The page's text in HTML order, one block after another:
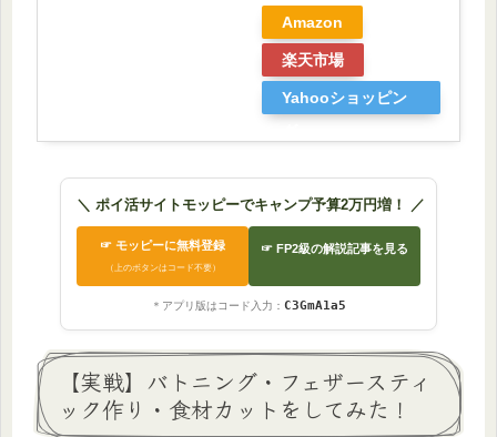
Amazon
楽天市場
Yahooショッピン
＼ ポイ活サイトモッピーでキャンプ予算2万円増！ ／
☞ モッピーに無料登録
（上のボタンはコード不要）
☞ FP2級の解説記事を見る
＊アプリ版はコード入力： C3GmA1a5
【実戦】バトニング・フェザースティ
ック作り・食材カットをしてみた！